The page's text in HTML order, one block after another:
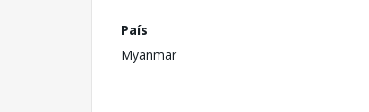
País
Myanmar